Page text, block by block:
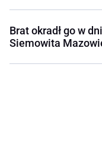
Brat okradł go w
Siemowita